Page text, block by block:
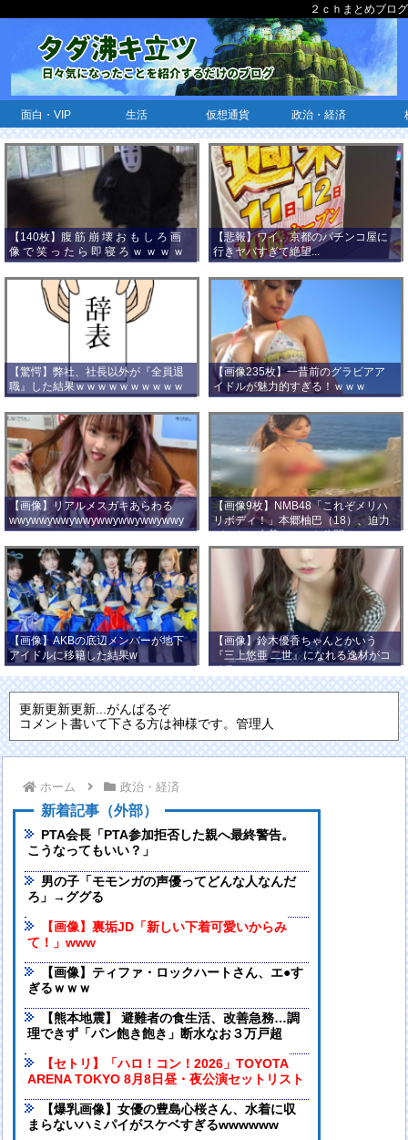
２ｃｈまとめブログ
面白・VIP 生活 仮想通貨 政治・経済
【140枚】腹 筋 崩 壊 お も し ろ 画
像 で 笑 っ た ら 即 寝 ろ ｗ ｗ ｗ ｗ
ｗ ｗ ｗ ｗ ｗ ｗ ｗ ｗ
【悲報】ワイ、京都のパチンコ屋に
行きヤバすぎて絶望...
【驚愕】弊社、社長以外が『全員退
職』した結果ｗｗｗｗｗｗｗｗｗｗ
ｗｗｗ
【画像235枚】一昔前のグラビアア
イドルが魅力的すぎる！ｗｗｗ
【画像】リアルメスガキあらわる
wwywwywwywwywwywwywwywwy
wwy
【画像9枚】NMB48「これぞメリハ
リボディ！」本郷柚巴（18）、迫力
バストの水着ショット公開！
【画像】AKBの底辺メンバーが地下
アイドルに移籍した結果w
【画像】鈴木優香ちゃんとかいう
『三上悠亜 二世』になれる逸材がコ
チラ
更新更新更新...がんばるぞ
コメント書いて下さる方は神様です。管理人
ホーム 政治・経済
新着記事（外部）
PTA会長「PTA参加拒否した親へ最終警告。
こうなってもいい？」
男の子「モモンガの声優ってどんな人なんだ
ろ」→ググる
【画像】裏垢JD「新しい下着可愛いからみ
て！」www
【画像】ティファ・ロックハートさん、エ●す
ぎるｗｗｗ
【熊本地震】 避難者の食生活、改善急務…調
理できず「パン飽き飽き」断水なお３万戸超
【セトリ】「ハロ！コン！2026」TOYOTA
ARENA TOKYO 8月8日昼・夜公演セットリスト
【爆乳画像】女優の豊島心桜さん、水着に収
まらないハミパイがスケベすぎるwwwwww